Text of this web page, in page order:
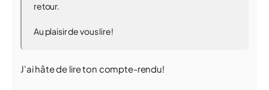
retour.
Au plaisir de vous lire!
J'ai hâte de lire ton compte-rendu!